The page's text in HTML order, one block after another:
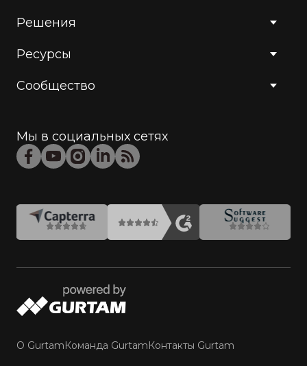
Решения
Ресурсы
Сообщество
Мы в социальных сетях
О GurtamКоманда GurtamКонтакты Gurtam